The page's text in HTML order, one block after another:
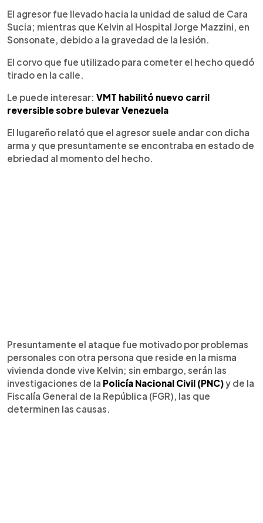
El agresor fue llevado hacia la unidad de salud de Cara
Sucia; mientras que Kelvin al Hospital Jorge Mazzini, en
Sonsonate, debido a la gravedad de la lesión.
El corvo que fue utilizado para cometer el hecho quedó
tirado en la calle.
Le puede interesar: VMT habilitó nuevo carril
reversible sobre bulevar Venezuela
El lugareño relató que el agresor suele andar con dicha
arma y que presuntamente se encontraba en estado de
ebriedad al momento del hecho.
Presuntamente el ataque fue motivado por problemas
personales con otra persona que reside en la misma
vivienda donde vive Kelvin; sin embargo, serán las
investigaciones de la Policía Nacional Civil (PNC)y de la
Fiscalía General de la República (FGR), las que
determinen las causas.